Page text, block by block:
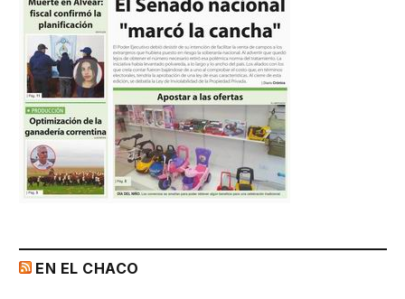
EN EL CHACO